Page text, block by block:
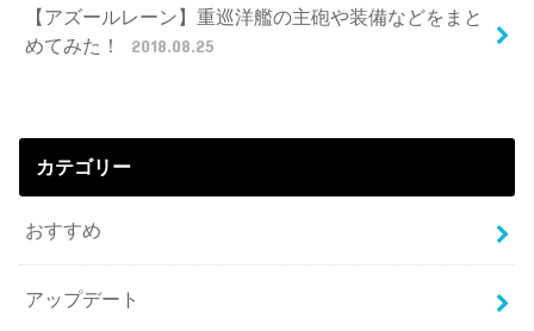
【アズールレーン】重巡洋艦の主砲や装備などをまと
めてみた！
2018.08.25
カテゴリー
おすすめ
アップデート